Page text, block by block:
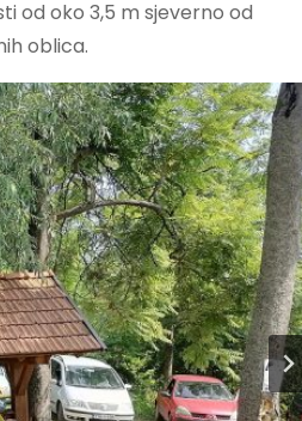
od oko 3,5 m sjeverno od
oblica.